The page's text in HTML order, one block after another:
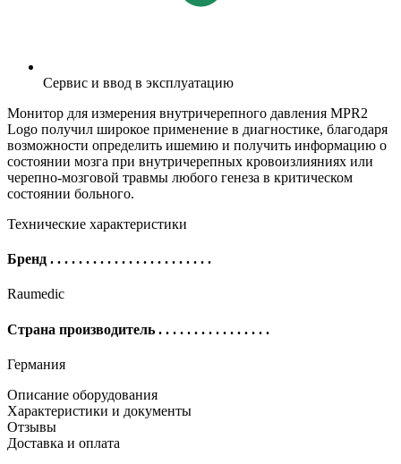
Сервис и ввод в эксплуатацию
Монитор для измерения внутричерепного давления MPR2
Logo получил широкое применение в диагностике, благодаря
возможности определить ишемию и получить информацию о
состоянии мозга при внутричерепных кровоизлияниях или
черепно-мозговой травмы любого генеза в критическом
состоянии больного.
Технические характеристики
Бренд . . . . . . . . . . . . . . . . . . . . . . .
Raumedic
Страна производитель . . . . . . . . . . . . . . . .
Германия
Описание оборудования
Характеристики и документы
Отзывы
Доставка и оплата